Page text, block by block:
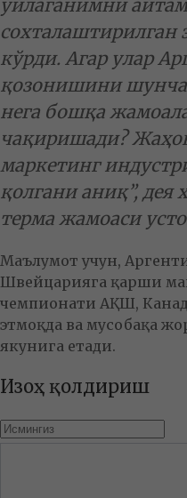
ўйлаганимни
сохталаштирилган
кўрди. Агар улар
қозонишини
нега бошқа
чақиришади?
маркетинг
қолгани аниқ”, дея
терма жамоаси
Маълумот учун,
Швейцарияга қарши
чемпионати АҚШ,
этмоқда ва мусобақа
якунига етади.
Изоҳ қолдириш